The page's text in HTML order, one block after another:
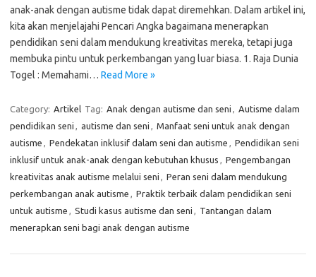
anak-anak dengan autisme tidak dapat diremehkan. Dalam artikel ini,
kita akan menjelajahi Pencari Angka bagaimana menerapkan
pendidikan seni dalam mendukung kreativitas mereka, tetapi juga
membuka pintu untuk perkembangan yang luar biasa. 1. Raja Dunia
Togel : Memahami… Read More »
Category: Artikel Tag: Anak dengan autisme dan seni , Autisme dalam
pendidikan seni , autisme dan seni , Manfaat seni untuk anak dengan
autisme , Pendekatan inklusif dalam seni dan autisme , Pendidikan seni
inklusif untuk anak-anak dengan kebutuhan khusus , Pengembangan
kreativitas anak autisme melalui seni , Peran seni dalam mendukung
perkembangan anak autisme , Praktik terbaik dalam pendidikan seni
untuk autisme , Studi kasus autisme dan seni , Tantangan dalam
menerapkan seni bagi anak dengan autisme